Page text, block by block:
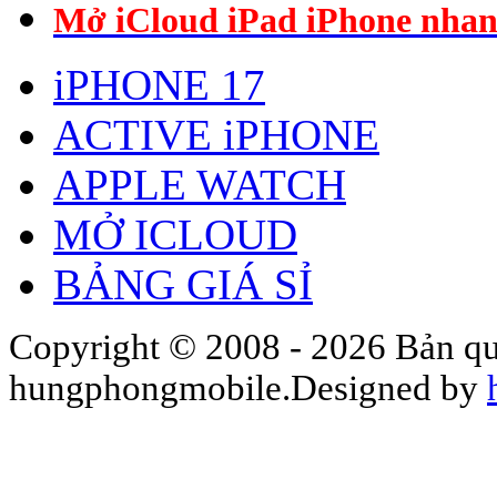
Mở iCloud iPad iPhone
iPHONE 17
ACTIVE iPHONE
APPLE WATCH
MỞ ICLOUD
BẢNG GIÁ SỈ
Copyright © 2008 - 2026 Bản
hungphongmobile.Designed by